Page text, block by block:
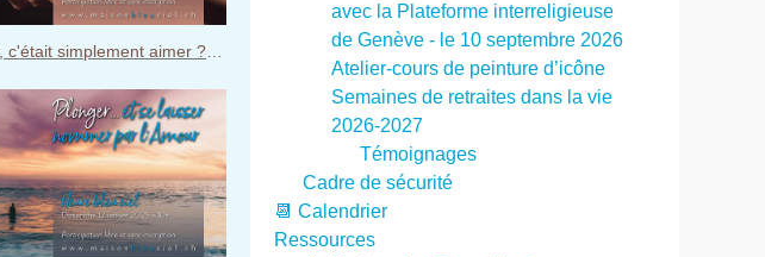
"Et si prier, c'était simplement aimer ?" - Heure bleu ciel du 6 avril 2025
avec la Plateforme interreligieuse
de Genève - le 10 septembre 2026
Atelier-cours de peinture d’icône
Semaines de retraites dans la vie
2026-2027
Témoignages
Cadre de sécurité
📆 Calendrier
Ressources